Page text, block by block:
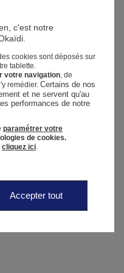
c'est notre
cookies sont déposés sur
tablette.
votre navigation , de
remédier.Certains de nos
et ne servent qu'au
performances de notre
paramétrer votre
de cookies.
cliquez ici
Accepter tout